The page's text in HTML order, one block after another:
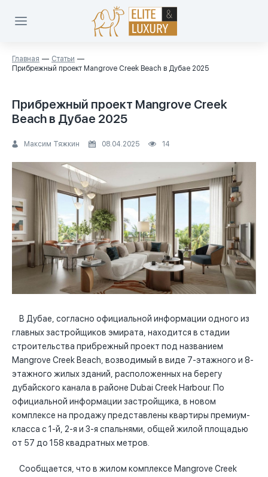
Главная
Статьи
Прибрежный проект Mangrove Creek Beach в Дубае 2025
Прибрежный проект Mangrove Creek
Beach в Дубае 2025
Максим Тяжкин 08.04.2025 14
В Дубае, согласно официальной информации одного из
главных застройщиков эмирата, находится в стадии
строительства прибрежный проект под названием
Mangrove Creek Beach, возводимый в виде 7-этажного и 8-
этажного жилых зданий, расположенных на берегу
дубайского канала в районе Dubai Creek Harbour. По
официальной информации застройщика, в новом
комплексе на продажу представлены квартиры премиум-
класса с 1-й, 2-я и 3-я спальнями, общей жилой площадью
от 57 до 158 квадратных метров.
Сообщается, что в жилом комплексе Mangrove Creek